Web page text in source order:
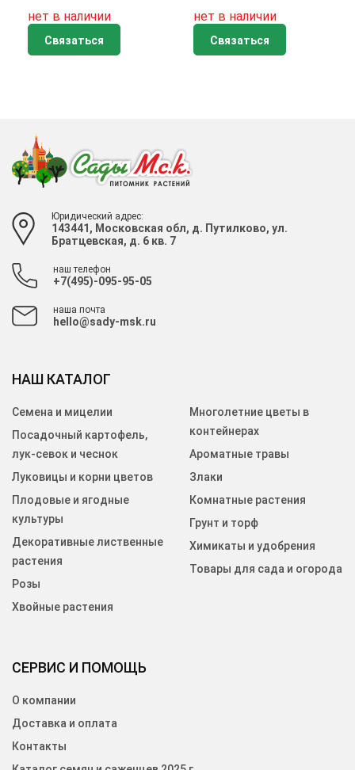
нет в наличии
Связаться
нет в наличии
Связаться
Юридический адрес:
143441, Московская обл, д. Путилково, ул.
Братцевская, д. 6 кв. 7
наш телефон
+7(495)-095-95-05
наша почта
hello@sady-msk.ru
СЕРВИС И ПОМОЩЬ
О компании
Доставка и оплата
Контакты
НАШ КАТАЛОГ
Семена и мицелии
Посадочный картофель,
лук-севок и чеснок
Луковицы и корни цветов
Плодовые и ягодные
культуры
Декоративные лиственные
растения
Розы
Хвойные растения
Многолетние цветы в
контейнерах
Ароматные травы
Злаки
Комнатные растения
Грунт и торф
Химикаты и удобрения
Товары для сада и огорода